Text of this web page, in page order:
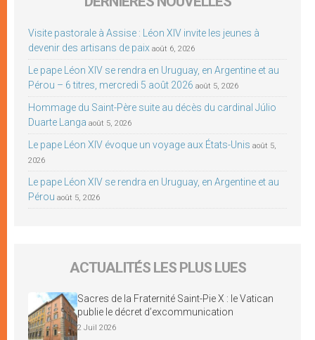
Visite pastorale à Assise : Léon XIV invite les jeunes à
devenir des artisans de paix août 6, 2026
Le pape Léon XIV se rendra en Uruguay, en Argentine et au
Pérou – 6 titres, mercredi 5 août 2026 août 5, 2026
Hommage du Saint-Père suite au décès du cardinal Júlio
Duarte Langa août 5, 2026
Le pape Léon XIV évoque un voyage aux États-Unis août 5,
2026
Le pape Léon XIV se rendra en Uruguay, en Argentine et au
Pérou août 5, 2026
ACTUALITÉS LES PLUS LUES
Sacres de la Fraternité Saint-Pie X : le Vatican
publie le décret d’excommunication
2 Juil 2026